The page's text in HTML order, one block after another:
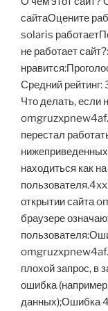
сайтаОцените
solaris
не работает
Средний рейтинг:
Что делать, если
перестал
находиться как
открытии сайта
браузере
плохой запрос, в
ошибка
данных);Ошибка